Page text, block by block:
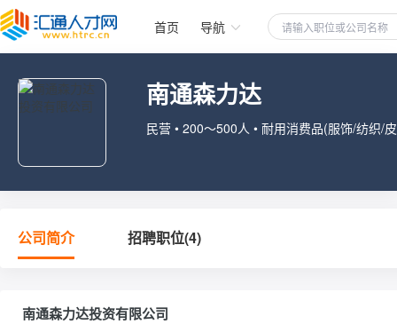
首页 导航
南通森力达
民营 • 200～500人 • 耐用消费品(服饰/纺织/
公司简介 招聘职位(4)
南通森力达投资有限公司